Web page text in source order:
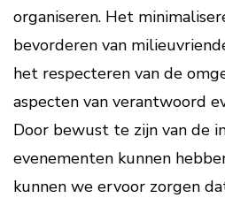
organiseren. Het
bevorderen van
het respecteren van de
aspecten van verantwoord
Door bewust te zijn van de
evenementen kunnen
kunnen we ervoor zorgen